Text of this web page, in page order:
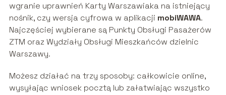
wgranie uprawnień Karty Warszawiaka na istniejący
nośnik, czy wersja cyfrowa w aplikacji mobiWAWA.
Najczęściej wybierane są Punkty Obsługi Pasażerów
ZTM oraz Wydziały Obsługi Mieszkańców dzielnic
Warszawy.
Możesz działać na trzy sposoby: całkowicie online,
wysyłając wniosek pocztą lub załatwiając wszystko